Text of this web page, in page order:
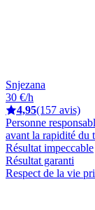
Snjezana
30 €/h
4,95(157 avis)
Personne
avant la rapidité du
Résultat impeccable
Résultat garanti
Respect de la vie